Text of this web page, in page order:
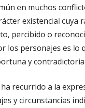
en muchos
existencial cuya
percibido o
los personajes es lo
y
recurrido a la
y circunstancias